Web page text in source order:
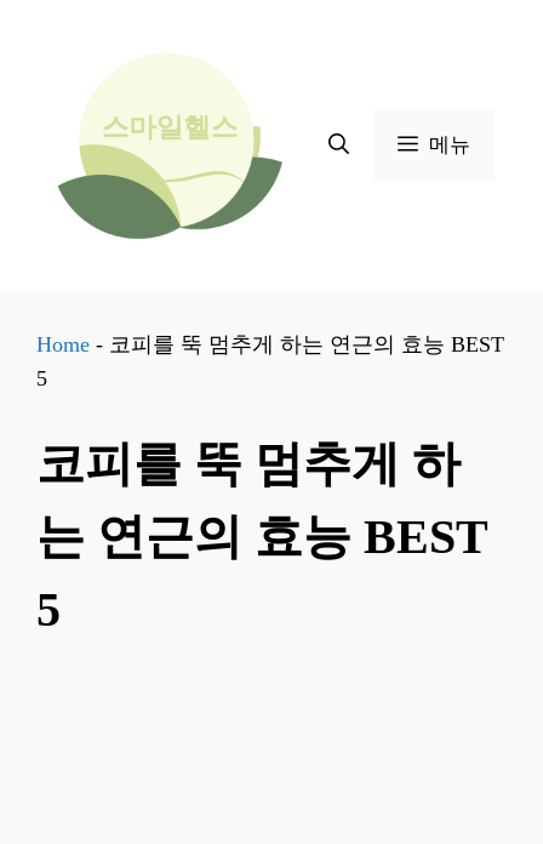
메뉴
Home - 코피를 뚝 멈추게 하는 연근의 효능 BEST
5
코피를 뚝 멈추게 하
는 연근의 효능 BEST
5